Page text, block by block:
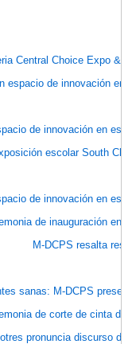
Central Choice Expo &
espacio de innovación en
de innovación en
escolar South
de innovación en
de inauguración en
M-DCPS resalta
sanas: M-DCPS
de corte de cinta
pronuncia discurso